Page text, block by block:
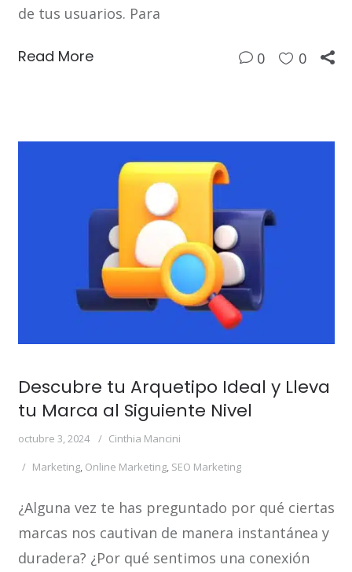
de tus usuarios. Para
Read More 0 0
Descubre tu Arquetipo Ideal y Lleva
tu Marca al Siguiente Nivel
octubre 3, 2024
Cinthia Mancini
Marketing, Online Marketing, SEO Marketing
¿Alguna vez te has preguntado por qué ciertas
marcas nos cautivan de manera instantánea y
duradera? ¿Por qué sentimos una conexión